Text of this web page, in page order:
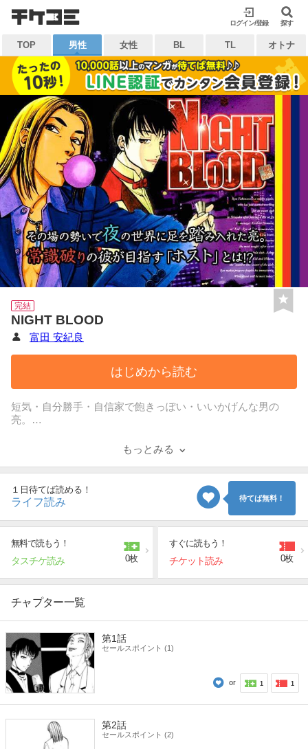
ログイン/登録 探す
TOP 男性 女性 BL TL オトナ
完結
NIGHT BLOOD
富田 安紀良
はじめから読む
短気・自分勝手・自信家で飽きっぽい・いいかげんな男の
亮。
好奇心のまま少年を追いかけた先にあったのは、なんとホス
トクラブ。
その場の勢いで夜の世界に足を踏み入れた亮だった
が・・！？
もっとみる
１日待てば読める！
ライフ読み 待てば無料！
無料で読もう！
タスチケ読み 0枚
すぐに読もう！
チケット読み 0枚
チャプター一覧
第1話
セールスポイント (1)
or 1 1
第2話
セールスポイント (2)
検索
閉じる
キーワードから探す
各一覧から探す
ジャンル タグ
作家 作品
雑誌 出版社
マイ本棚から探す
最近読んだ作品 お気に入り